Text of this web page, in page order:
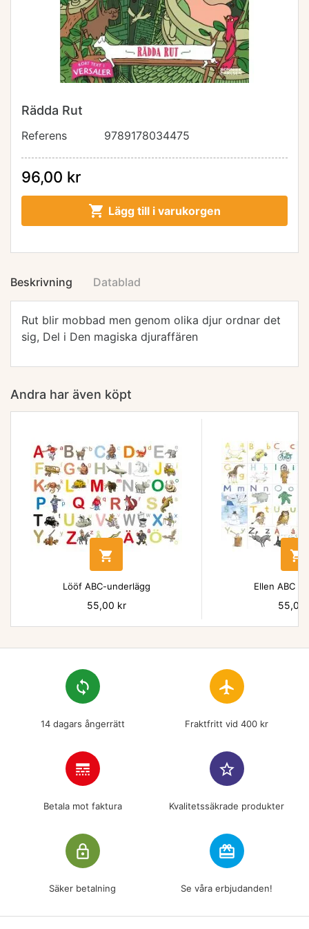
Rädda Rut
Referens 9789178034475
96,00 kr
 Lägg till i varukorgen
Beskrivning Datablad
Rut blir mobbad men genom olika djur ordnar det
sig, Del i Den magiska djuraffären
Andra har även köpt

Lööf ABC-underlägg
Pris
55,00 kr

Ellen ABC
Pris
55,00
loop
14 dagars ångerrätt
flight
Fraktfritt vid 400 kr
line_style
Betala mot faktura
star_border
Kvalitetssäkrade produkter
lock_outline
Säker betalning
redeem
Se våra erbjudanden!